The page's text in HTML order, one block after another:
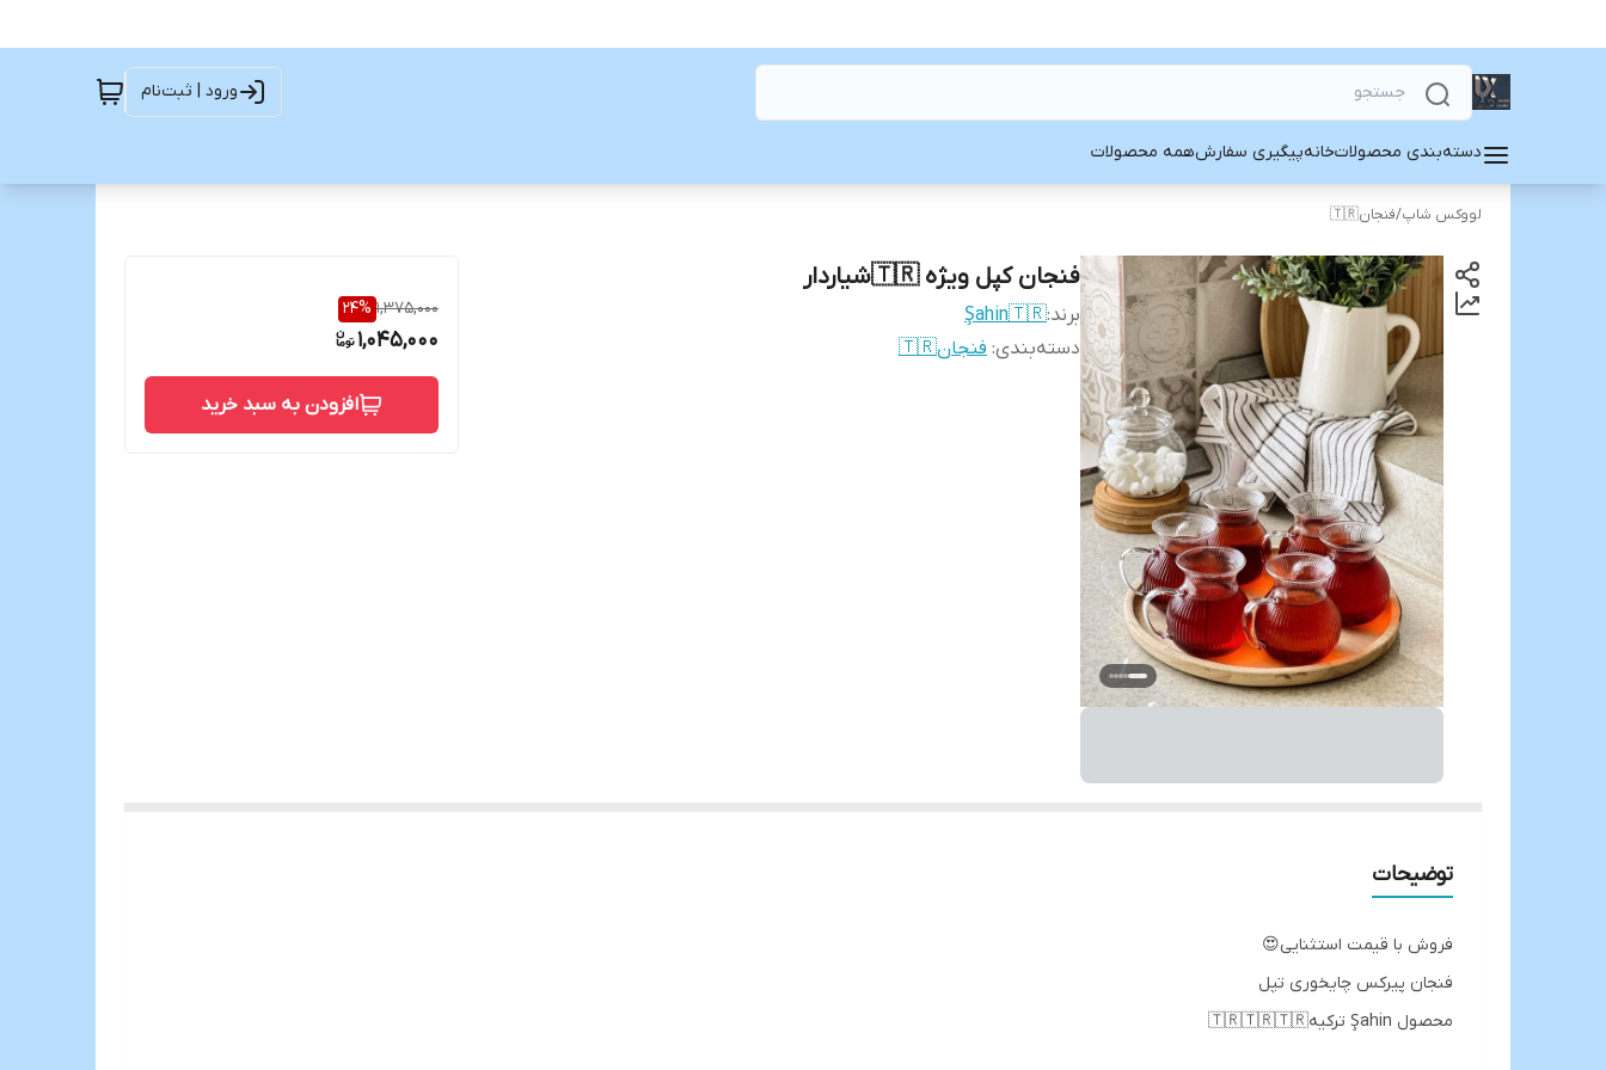
ورود | ثبت‌نام
دسته‌بندی محصولاتخانهپیگیری سفارشهمه محصولات
لووکس شاپ/فنجان🇹🇷
فنجان کپل ویژه 🇹🇷شیاردار
برند:Şahin🇹🇷
دسته‌بندی: فنجان🇹🇷
1,375,000
24%
1,045,000
افزودن به سبد خرید
توضیحات
فروش با قیمت استثنایی😍
فنجان پیرکس چایخوری تپل
محصول Şahin ترکیه🇹🇷🇹🇷🇹🇷